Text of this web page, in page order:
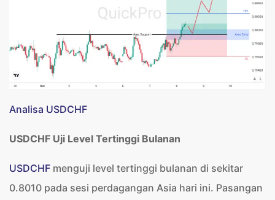
Analisa USDCHF
USDCHF Uji Level Tertinggi Bulanan
USDCHF menguji level tertinggi bulanan di sekitar
0.8010 pada sesi perdagangan Asia hari ini. Pasangan